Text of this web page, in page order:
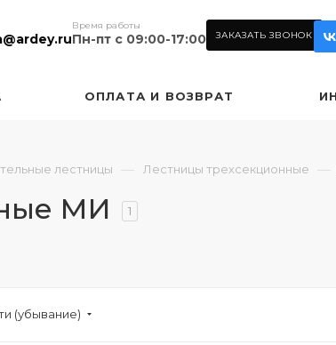
Время работы
Пн-пт с 09:00-17:00 ЗАКАЗАТЬ ЗВОНОК
ОПЛАТА И ВОЗВРАТ
лестницы — Лестницы трехсекционные —
МИ 1
(убывание)